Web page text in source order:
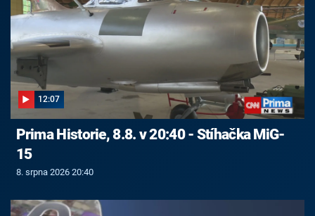
12:07
Prima Historie, 8.8. v 20:40 - Stíhačka MiG-
15
8. srpna 2026 20:40